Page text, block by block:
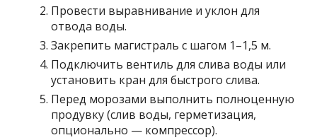
Провести выравнивание и уклон для
отвода воды.
Закрепить магистраль с шагом 1–1,5 м.
Подключить вентиль для слива воды или
установить кран для быстрого слива.
Перед морозами выполнить полноценную
продувку (слив воды, герметизация,
опционально — компрессор).